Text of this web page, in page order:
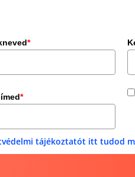
*
*
tájékoztatót itt tudod